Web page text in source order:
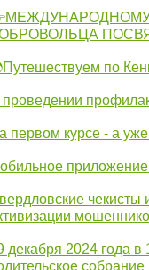
по
первом курсе - а
декабря 2024 года
собрание